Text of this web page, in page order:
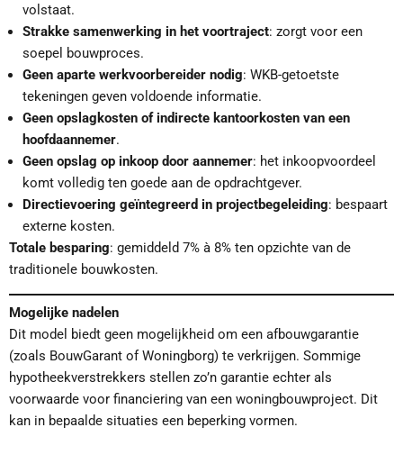
volstaat.
Strakke samenwerking in het voortraject: zorgt voor een
soepel bouwproces.
Geen aparte werkvoorbereider nodig: WKB-getoetste
tekeningen geven voldoende informatie.
Geen opslagkosten of indirecte kantoorkosten van een
hoofdaannemer.
Geen opslag op inkoop door aannemer: het inkoopvoordeel
komt volledig ten goede aan de opdrachtgever.
Directievoering geïntegreerd in projectbegeleiding: bespaart
externe kosten.
Totale besparing: gemiddeld 7% à 8% ten opzichte van de
traditionele bouwkosten.
Mogelijke nadelen
Dit model biedt geen mogelijkheid om een afbouwgarantie
(zoals BouwGarant of Woningborg) te verkrijgen. Sommige
hypotheekverstrekkers stellen zo’n garantie echter als
voorwaarde voor financiering van een woningbouwproject. Dit
kan in bepaalde situaties een beperking vormen.